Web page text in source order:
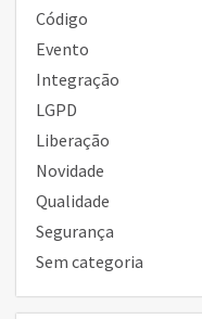
Código
Evento
Integração
LGPD
Liberação
Novidade
Qualidade
Segurança
Sem categoria